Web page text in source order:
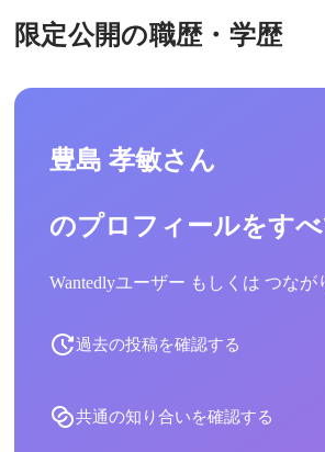
限定公開の職歴・学歴
豊島 孝敏さん
のプロフィールをす
Wantedlyユーザー もしくは つな
過去の投稿を確認する
共通の知り合いを確認する